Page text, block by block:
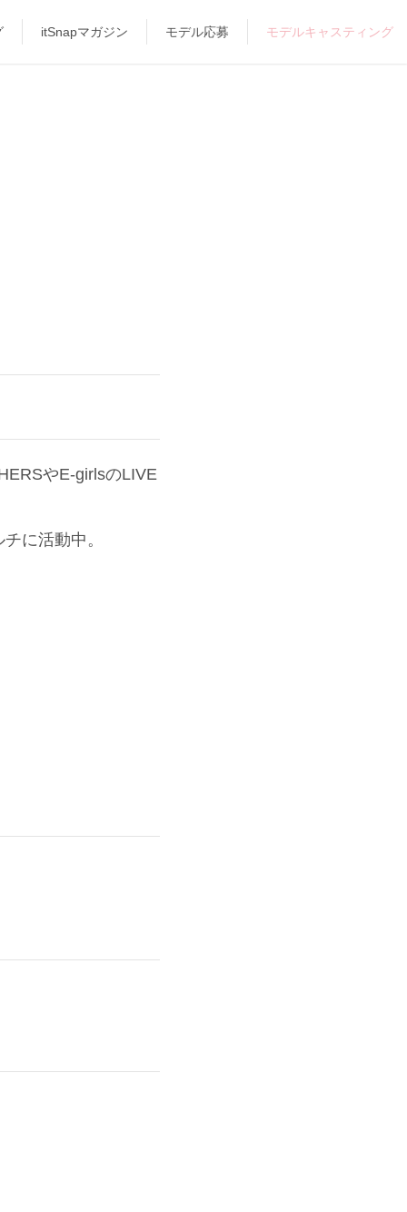
itSnapマガジン モデル応募 モデルキャスティング
やE-girlsのLIVE
に活動中。